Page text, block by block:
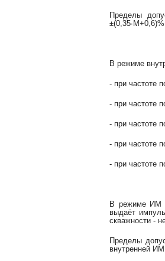
Пределы
В режиме
- при частоте
- при частоте
- при частоте
- при частоте
- при частоте
В режиме ИМ
выдаёт
скважности -
Пределы
внутренней